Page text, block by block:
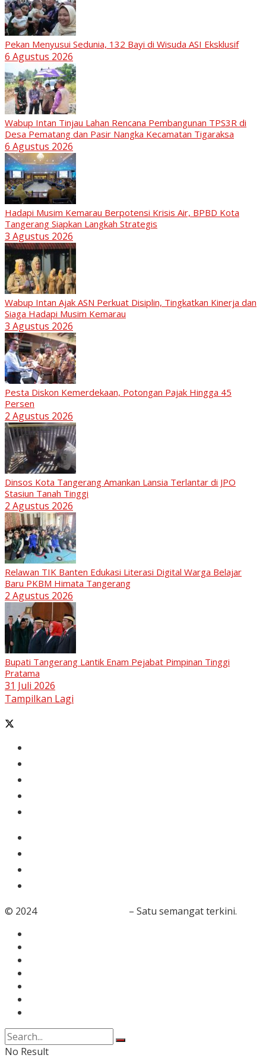
Pekan Menyusui Sedunia, 132 Bayi di Wisuda ASI Eksklusif
6 Agustus 2026
Wabup Intan Tinjau Lahan Rencana Pembangunan TPS3R di
Desa Pematang dan Pasir Nangka Kecamatan Tigaraksa
6 Agustus 2026
Hadapi Musim Kemarau Berpotensi Krisis Air, BPBD Kota
Tangerang Siapkan Langkah Strategis
3 Agustus 2026
Wabup Intan Ajak ASN Perkuat Disiplin, Tingkatkan Kinerja dan
Siaga Hadapi Musim Kemarau
3 Agustus 2026
Pesta Diskon Kemerdekaan, Potongan Pajak Hingga 45
Persen
2 Agustus 2026
Dinsos Kota Tangerang Amankan Lansia Terlantar di JPO
Stasiun Tanah Tinggi
2 Agustus 2026
Relawan TIK Banten Edukasi Literasi Digital Warga Belajar
Baru PKBM Himata Tangerang
2 Agustus 2026
Bupati Tangerang Lantik Enam Pejabat Pimpinan Tinggi
Pratama
31 Juli 2026
Tampilkan Lagi
© 2024
– Satu semangat terkini.
No Result